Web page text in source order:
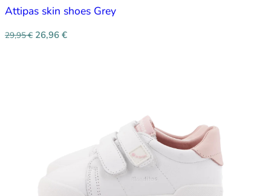
Attipas skin shoes Grey
29,95€ 26,96 €